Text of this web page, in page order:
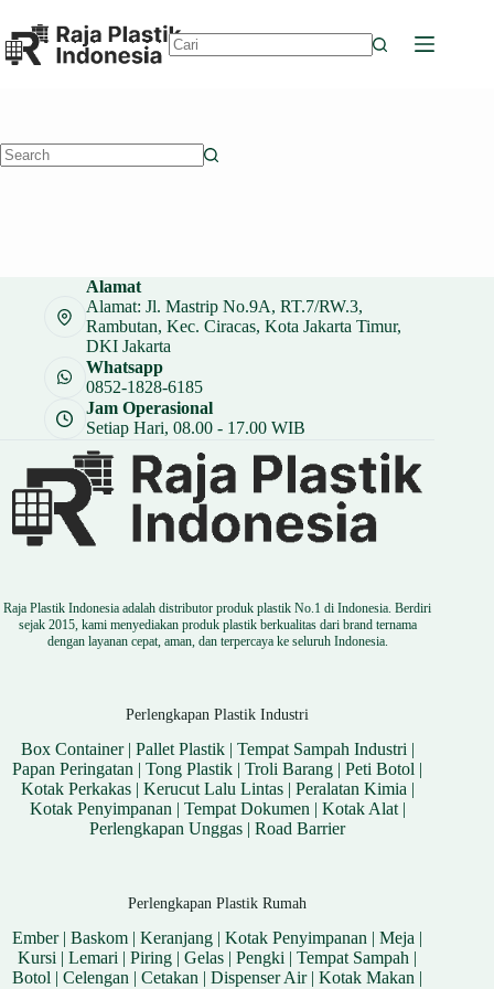
to
content
Alamat
Alamat: Jl. Mastrip No.9A, RT.7/RW.3,
Rambutan, Kec. Ciracas, Kota Jakarta Timur,
DKI Jakarta
Whatsapp
0852-1828-6185
Jam Operasional
Setiap Hari, 08.00 - 17.00 WIB
Raja Plastik Indonesia adalah distributor produk plastik No.1 di Indonesia. Berdiri
sejak 2015, kami menyediakan produk plastik berkualitas dari brand ternama
dengan layanan cepat, aman, dan terpercaya ke seluruh Indonesia.
Perlengkapan Plastik Industri
Box Container| Pallet Plastik| Tempat Sampah Industri |
Papan Peringatan |Tong Plastik |Troli Barang |Peti Botol |
Kotak Perkakas| Kerucut Lalu Lintas| Peralatan Kimia |
Kotak Penyimpanan | Tempat Dokumen | Kotak Alat|
Perlengkapan Unggas |Road Barrier
Perlengkapan Plastik Rumah
Ember|Baskom |Keranjang |Kotak Penyimpanan |Meja |
Kursi |Lemari |Piring |Gelas |Pengki |Tempat Sampah |
Botol |Celengan |Cetakan |Dispenser Air|Kotak Makan |